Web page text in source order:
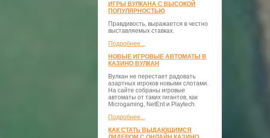
ИГРЫ ВУЛКАНА С ВЫСОКОЙ
ПОПУЛЯРНОСТЬЮ
Правдивость, выражается в честно
выставляемых ставках.
Подробнее...
НОВЫЕ ИГРОВЫЕ АВТОМАТЫ В
КАЗИНО ВУЛКАН
Вулкан не перестает радовать
азартных игроков новыми слотами.
На сайте собраны игровые
автоматы от таких гигантов, как
Microgaming, NetEnt и Playtech.
Подробнее...
КАК СТАТЬ ВЫДАЮЩИМСЯ